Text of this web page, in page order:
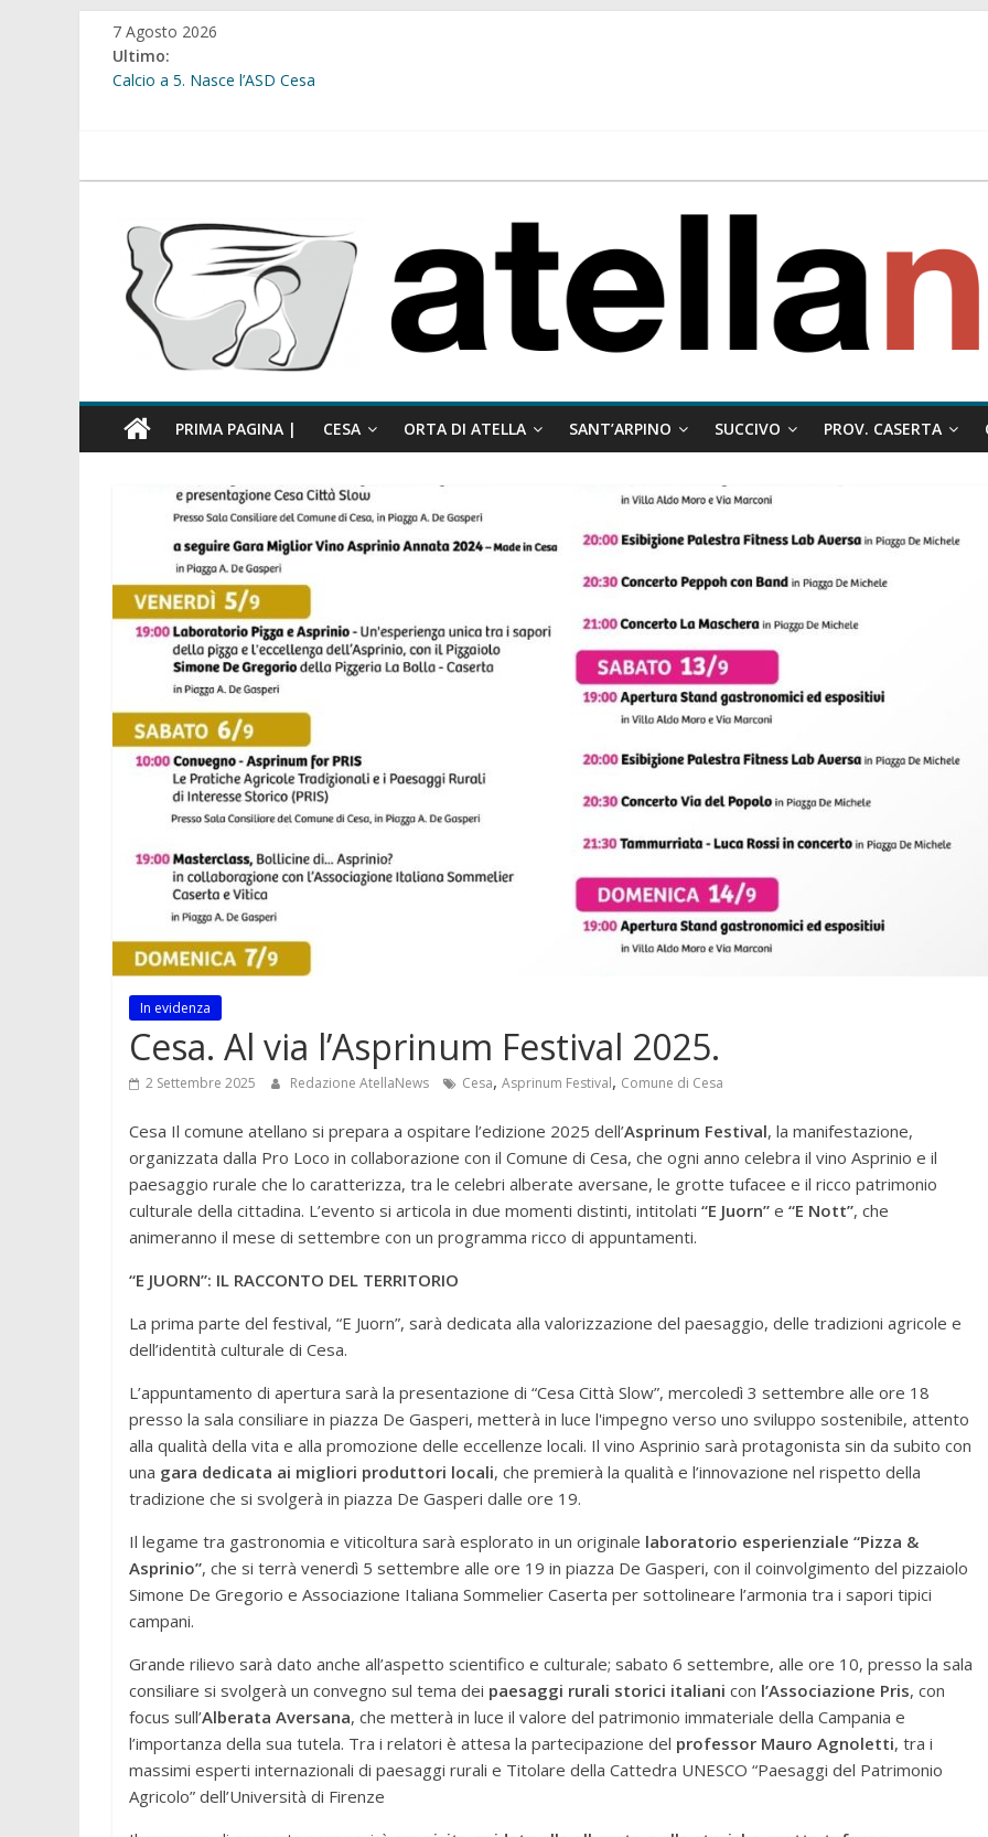
Salta
contenuto
7 Agosto 2026
Ultimo:
Calcio a 5. Nasce l’ASD Cesa
comunale”
atellanews.it
PRIMA PAGINA | CESA ORTA DI ATELLA SANT’ARPINO SUCCIVO PROV. CASERTA
In evidenza
Cesa. Al via l’Asprinum Festival 2025.
2 Settembre 2025 Redazione AtellaNews Cesa, Asprinum Festival, Comune di Cesa
Cesa Il comune atellano si prepara a ospitare l’edizione 2025 dell’Asprinum Festival, la manifestazione,
organizzata dalla Pro Loco in collaborazione con il Comune di Cesa, che ogni anno celebra il vino Asprinio e il
paesaggio rurale che lo caratterizza, tra le celebri alberate aversane, le grotte tufacee e il ricco patrimonio
culturale della cittadina. L’evento si articola in due momenti distinti, intitolati “E Juorn” e “E Nott”, che
animeranno il mese di settembre con un programma ricco di appuntamenti.
“E JUORN”: IL RACCONTO DEL TERRITORIO
La prima parte del festival, “E Juorn”, sarà dedicata alla valorizzazione del paesaggio, delle tradizioni agricole e
dell’identità culturale di Cesa.
L’appuntamento di apertura sarà la presentazione di “Cesa Città Slow”, mercoledì 3 settembre alle ore 18
presso la sala consiliare in piazza De Gasperi, metterà in luce l'impegno verso uno sviluppo sostenibile, attento
alla qualità della vita e alla promozione delle eccellenze locali. Il vino Asprinio sarà protagonista sin da subito con
una gara dedicata ai migliori produttori locali, che premierà la qualità e l’innovazione nel rispetto della
tradizione che si svolgerà in piazza De Gasperi dalle ore 19.
Il legame tra gastronomia e viticoltura sarà esplorato in un originale laboratorio esperienziale “Pizza &
Asprinio”, che si terrà venerdì 5 settembre alle ore 19 in piazza De Gasperi, con il coinvolgimento del pizzaiolo
Simone De Gregorio e Associazione Italiana Sommelier Caserta per sottolineare l’armonia tra i sapori tipici
campani.
Grande rilievo sarà dato anche all’aspetto scientifico e culturale; sabato 6 settembre, alle ore 10, presso la sala
consiliare si svolgerà un convegno sul tema dei paesaggi rurali storici italiani con l’Associazione Pris, con
focus sull’Alberata Aversana, che metterà in luce il valore del patrimonio immateriale della Campania e
l’importanza della sua tutela. Tra i relatori è attesa la partecipazione del professor Mauro Agnoletti, tra i
massimi esperti internazionali di paesaggi rurali e Titolare della Cattedra UNESCO “Paesaggi del Patrimonio
Agricolo” dell’Università di Firenze